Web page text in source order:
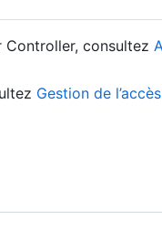
Controller, consultez
Gestion de